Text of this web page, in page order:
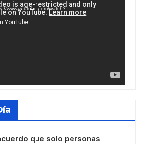
www.youtube.com/watch?
que solo personas